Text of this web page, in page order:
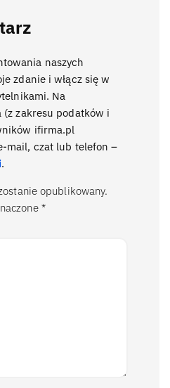
naszych
zdanie i włącz się w
Na
zakresu podatków i
ifirma.pl
mail, czat lub telefon –
.
opublikowany.
*